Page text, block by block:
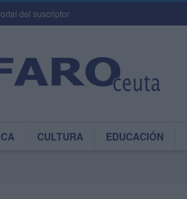
del suscriptor
CULTURA EDUCACIÓN